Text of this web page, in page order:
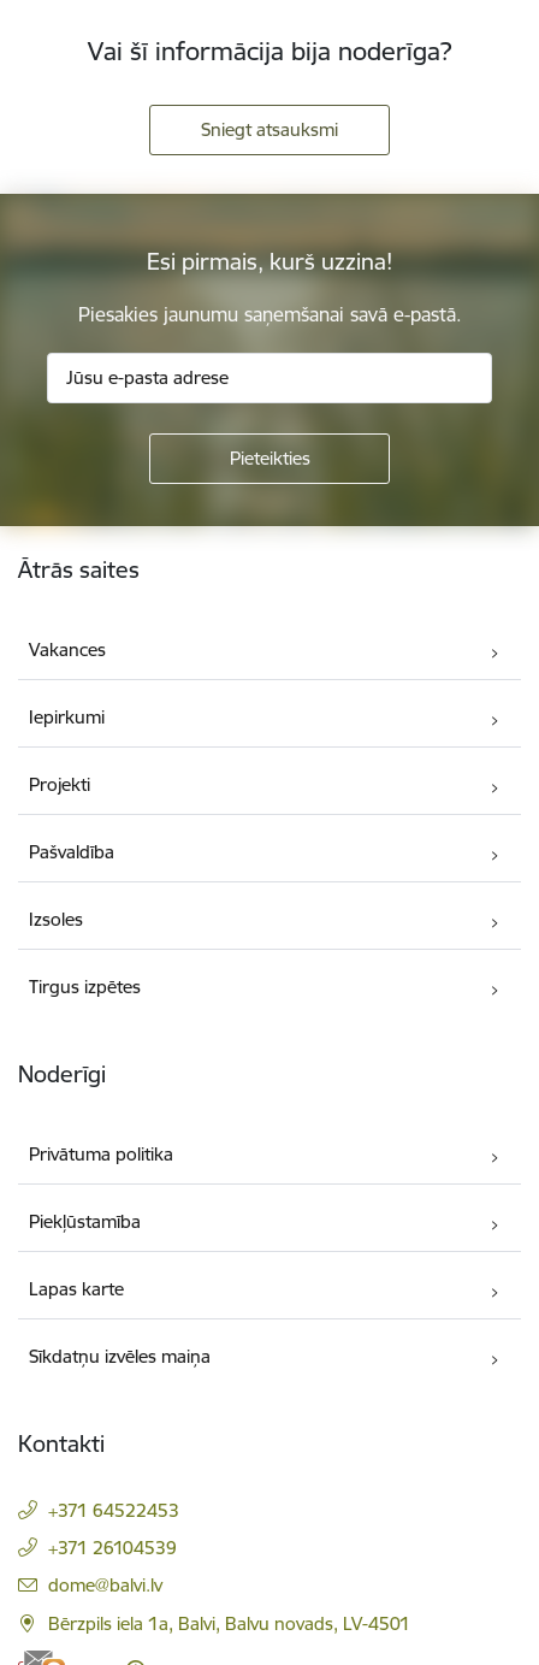
Vai šī informācija bija noderīga?
Sniegt atsauksmi
Esi pirmais, kurš uzzina!
Piesakies jaunumu saņemšanai savā e-pastā.
Kājene
Ātrās saites
Vakances
Iepirkumi
Projekti
Pašvaldība
Izsoles
Tirgus izpētes
Noderīgi
Privātuma politika
Piekļūstamība
Lapas karte
Sīkdatņu izvēles maiņa
Kontakti
+371 64522453
+371 26104539
E-pasts:
dome@balvi.lv
Bērzpils iela 1a, Balvi, Balvu novads, LV-4501